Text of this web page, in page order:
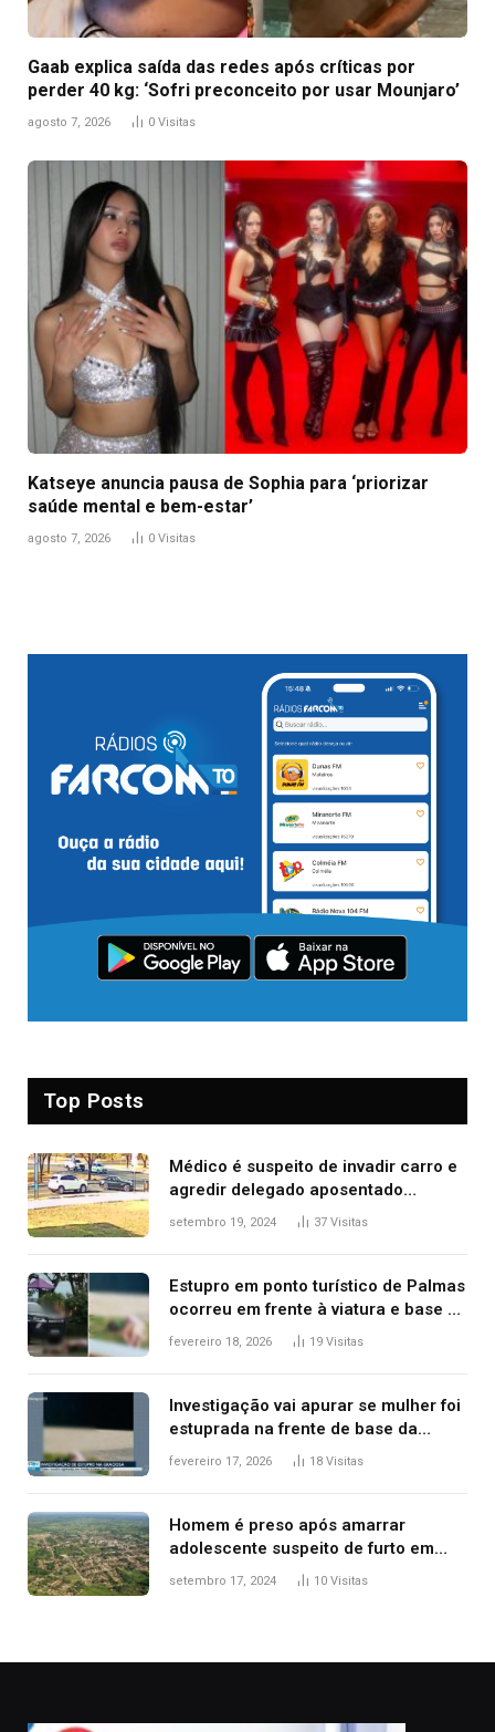
Gaab explica saída das redes após críticas por
perder 40 kg: ‘Sofri preconceito por usar Mounjaro’
agosto 7, 2026 0 Visitas
Katseye anuncia pausa de Sophia para ‘priorizar
saúde mental e bem-estar’
agosto 7, 2026 0 Visitas
Top Posts
Médico é suspeito de invadir carro e
agredir delegado aposentado
durante confusão no trânsito
setembro 19, 2024 37 Visitas
Estupro em ponto turístico de Palmas
ocorreu em frente à viatura e base de
segurança; polícia investiga
fevereiro 18, 2026 19 Visitas
Investigação vai apurar se mulher foi
estuprada na frente de base da
Guarda Metropolitana de Palmas, diz
fevereiro 17, 2026 18 Visitas
Homem é preso após amarrar
adolescente suspeito de furto em
estaca de cerca e agredi-lo
setembro 17, 2024 10 Visitas